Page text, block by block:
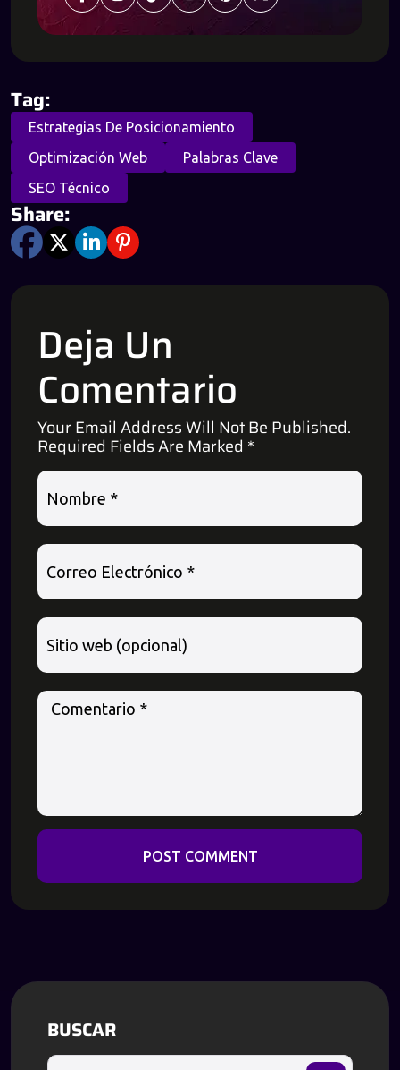
Tag:
Estrategias De Posicionamiento
Optimización Web
Palabras Clave
SEO Técnico
Share:
Deja Un
Comentario
Your Email Address Will Not Be Published.
Required Fields Are Marked *
POST COMMENT
BUSCAR